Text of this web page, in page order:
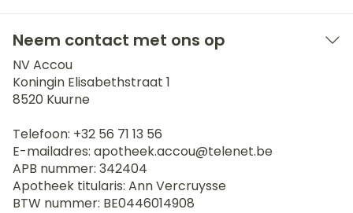
Neem contact met ons op
NV Accou
Koningin Elisabethstraat 1
8520 Kuurne
Telefoon: +32 56 71 13 56
E-mailadres: apotheek.accou@telenet.be
APB nummer: 342404
Apotheek titularis: Ann Vercruysse
BTW nummer: BE0446014908